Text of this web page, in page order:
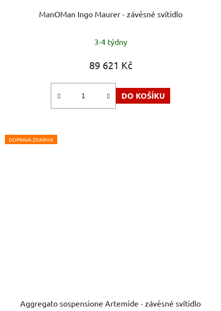
ManOMan Ingo Maurer - závěsné svítidlo
3-4 týdny
89 621 Kč
DO KOŠÍKU
DOPRAVA ZDARMA
Aggregato sospensione Artemide - závěsné svítidlo